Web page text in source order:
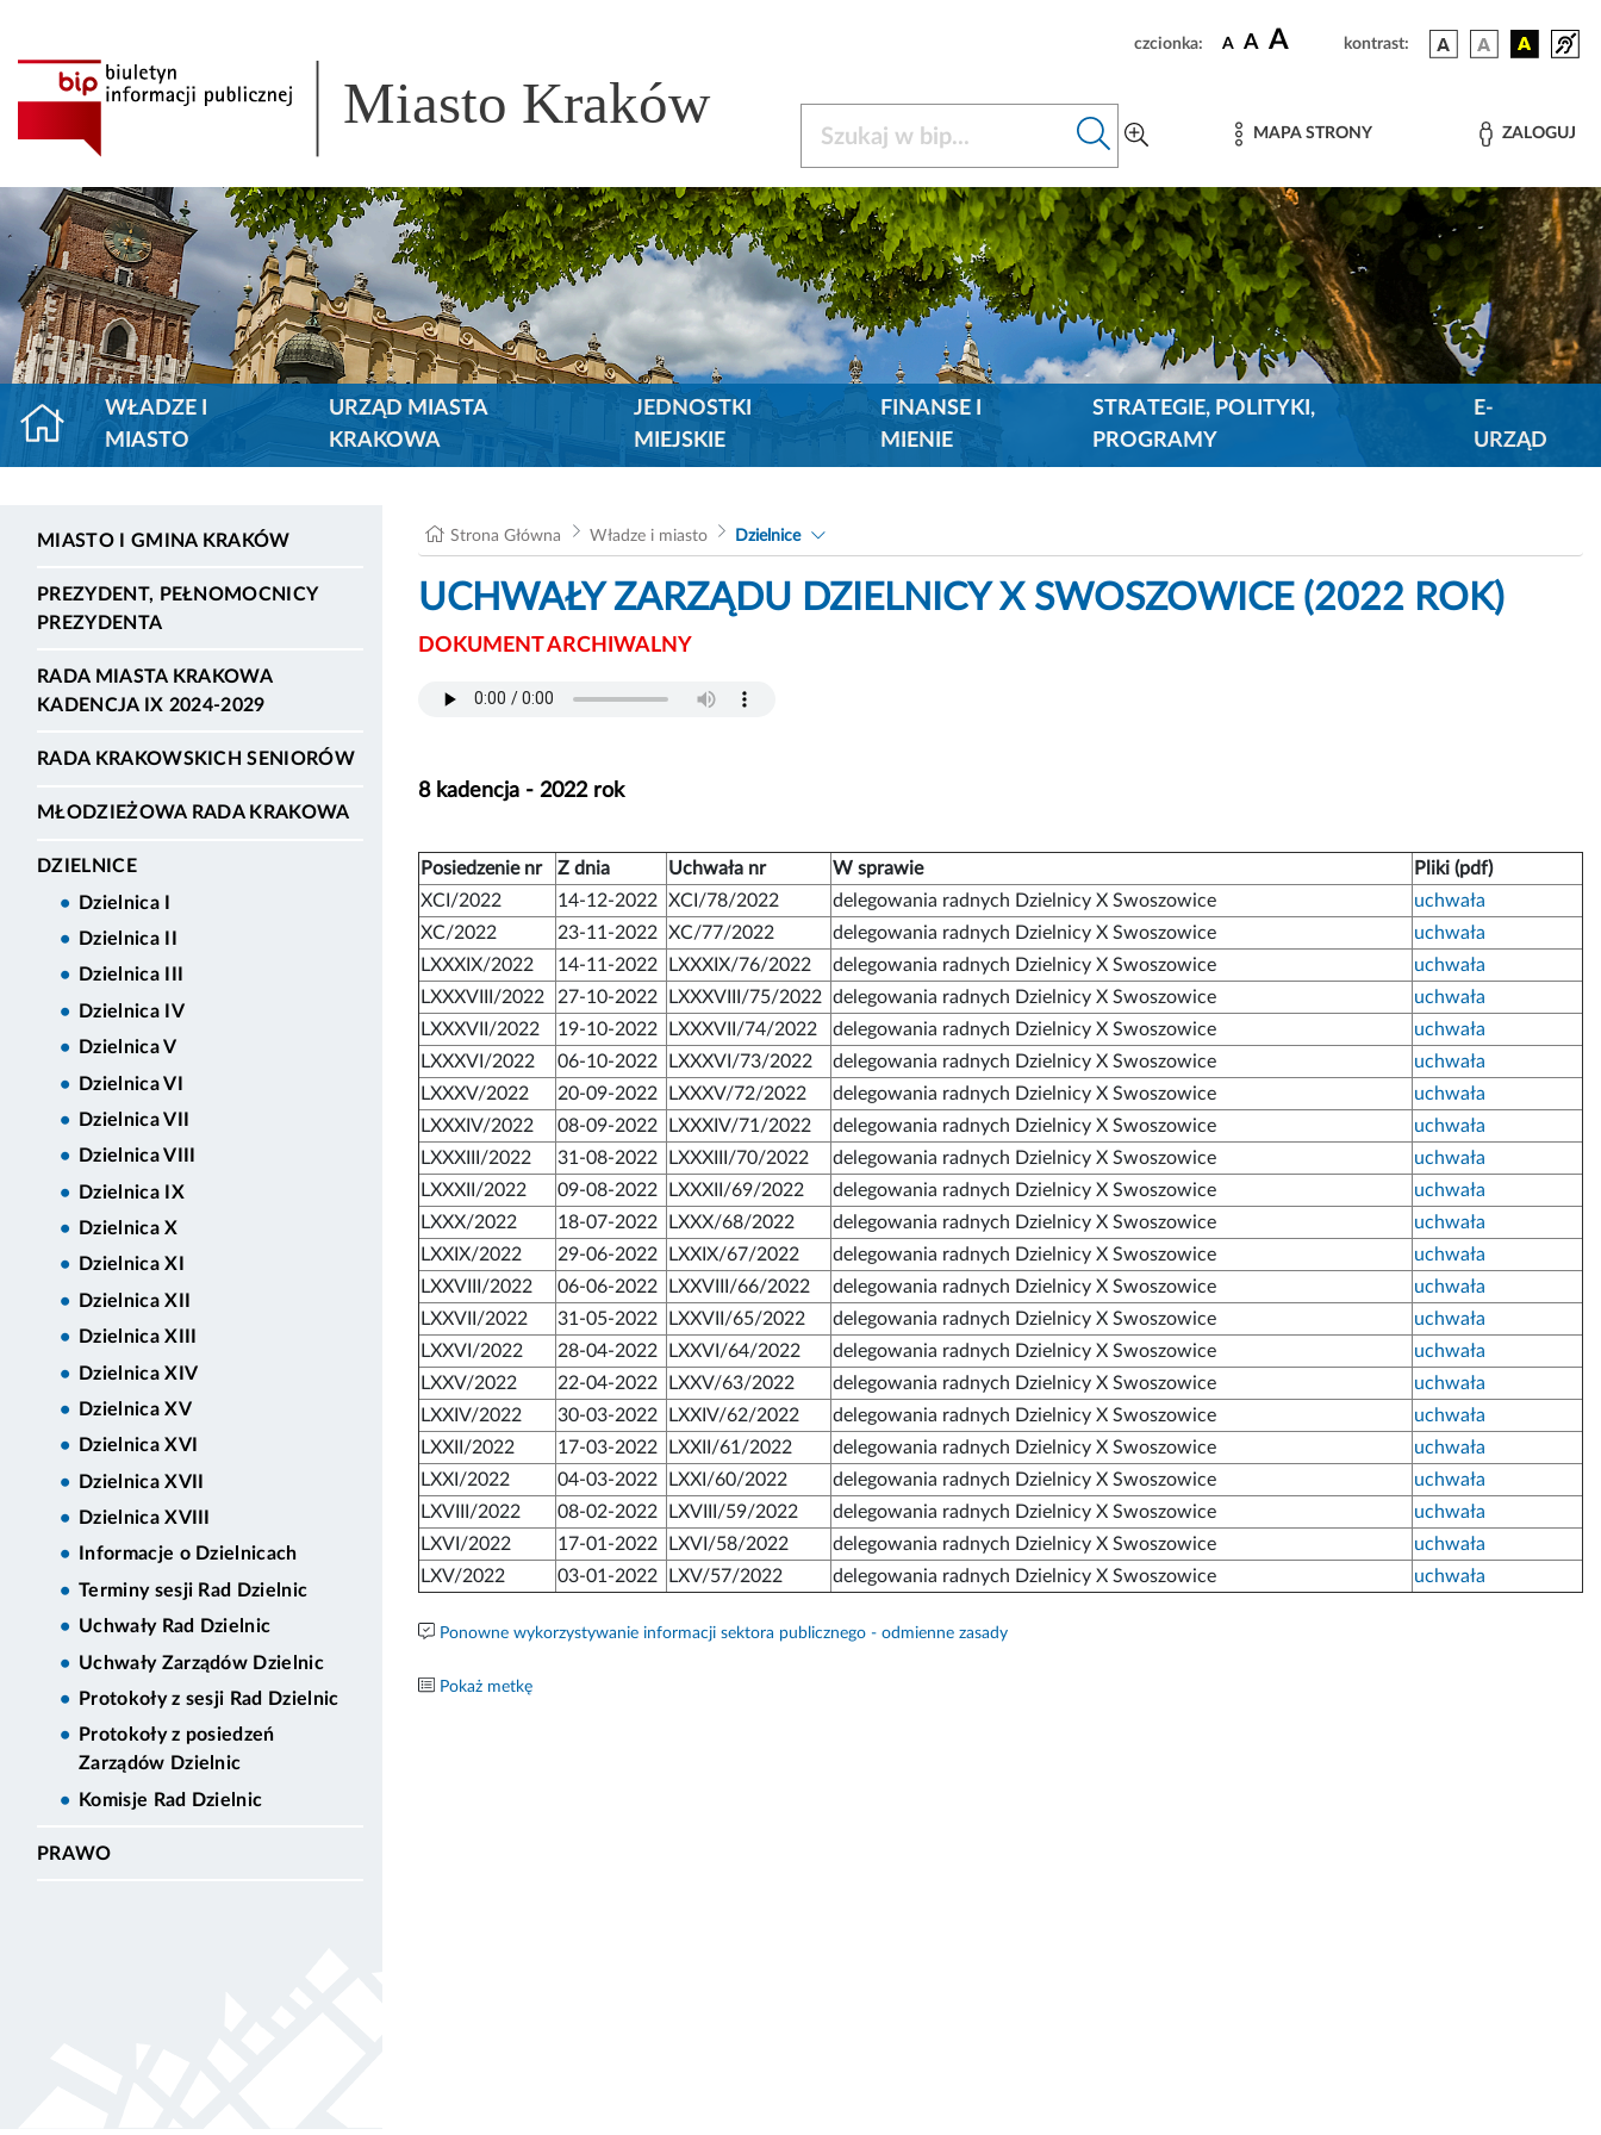
czcionka: A A A kontrast:
Miasto Kraków MAPA STRONY ZALOGUJ
WŁADZE I
MIASTO
URZĄD MIASTA
KRAKOWA
JEDNOSTKI
MIEJSKIE
FINANSE I
MIENIE
STRATEGIE, POLITYKI,
PROGRAMY
E-
URZĄD
MIASTO I GMINA KRAKÓW
PREZYDENT, PEŁNOMOCNICY
PREZYDENTA
RADA MIASTA KRAKOWA
KADENCJA IX 2024-2029
RADA KRAKOWSKICH SENIORÓW
MŁODZIEŻOWA RADA KRAKOWA
DZIELNICE
Dzielnica I
Dzielnica II
Dzielnica III
Dzielnica IV
Dzielnica V
Dzielnica VI
Dzielnica VII
Dzielnica VIII
Dzielnica IX
Dzielnica X
Dzielnica XI
Dzielnica XII
Dzielnica XIII
Dzielnica XIV
Dzielnica XV
Dzielnica XVI
Dzielnica XVII
Dzielnica XVIII
Informacje o Dzielnicach
Terminy sesji Rad Dzielnic
Uchwały Rad Dzielnic
Uchwały Zarządów Dzielnic
Protokoły z sesji Rad Dzielnic
Protokoły z posiedzeń
Zarządów Dzielnic
Komisje Rad Dzielnic
PRAWO
Strona Główna Władze i miasto Dzielnice
UCHWAŁY ZARZĄDU DZIELNICY X SWOSZOWICE (2022 ROK)
DOKUMENT ARCHIWALNY
8 kadencja - 2022 rok
Posiedzenie nr Z dnia Uchwała nr W sprawie
Pliki (pdf)
XCI/2022
14-12-2022 XCI/78/2022 delegowania radnych Dzielnicy X Swoszowice
uchwała
XC/2022
23-11-2022 XC/77/2022 delegowania radnych Dzielnicy X Swoszowice
uchwała
LXXXIX/2022
14-11-2022 LXXXIX/76/2022 delegowania radnych Dzielnicy X Swoszowice
uchwała
LXXXVIII/2022
27-10-2022 LXXXVIII/75/2022 delegowania radnych Dzielnicy X Swoszowice
uchwała
LXXXVII/2022
19-10-2022 LXXXVII/74/2022 delegowania radnych Dzielnicy X Swoszowice
uchwała
LXXXVI/2022
06-10-2022 LXXXVI/73/2022 delegowania radnych Dzielnicy X Swoszowice
uchwała
LXXXV/2022
20-09-2022 LXXXV/72/2022 delegowania radnych Dzielnicy X Swoszowice
uchwała
LXXXIV/2022
08-09-2022 LXXXIV/71/2022 delegowania radnych Dzielnicy X Swoszowice
uchwała
LXXXIII/2022
31-08-2022 LXXXIII/70/2022 delegowania radnych Dzielnicy X Swoszowice
uchwała
LXXXII/2022
09-08-2022 LXXXII/69/2022 delegowania radnych Dzielnicy X Swoszowice
uchwała
LXXX/2022
18-07-2022 LXXX/68/2022 delegowania radnych Dzielnicy X Swoszowice
uchwała
LXXIX/2022
29-06-2022 LXXIX/67/2022 delegowania radnych Dzielnicy X Swoszowice
uchwała
LXXVIII/2022
06-06-2022 LXXVIII/66/2022 delegowania radnych Dzielnicy X Swoszowice
uchwała
LXXVII/2022
31-05-2022 LXXVII/65/2022 delegowania radnych Dzielnicy X Swoszowice
uchwała
LXXVI/2022
28-04-2022 LXXVI/64/2022 delegowania radnych Dzielnicy X Swoszowice
uchwała
LXXV/2022
22-04-2022 LXXV/63/2022 delegowania radnych Dzielnicy X Swoszowice
uchwała
LXXIV/2022
30-03-2022 LXXIV/62/2022 delegowania radnych Dzielnicy X Swoszowice
uchwała
LXXII/2022
17-03-2022 LXXII/61/2022 delegowania radnych Dzielnicy X Swoszowice
uchwała
LXXI/2022
04-03-2022 LXXI/60/2022 delegowania radnych Dzielnicy X Swoszowice
uchwała
LXVIII/2022
08-02-2022 LXVIII/59/2022 delegowania radnych Dzielnicy X Swoszowice
uchwała
LXVI/2022
17-01-2022 LXVI/58/2022 delegowania radnych Dzielnicy X Swoszowice
uchwała
LXV/2022
03-01-2022 LXV/57/2022 delegowania radnych Dzielnicy X Swoszowice uchwała
Ponowne wykorzystywanie informacji sektora publicznego - odmienne zasady
Pokaż metkę